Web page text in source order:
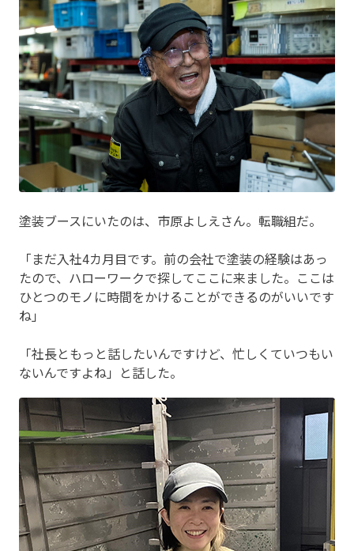
塗装ブースにいたのは、市原よしえさん。転職組だ。
「まだ入社4カ月目です。前の会社で塗装の経験はあっ
たので、ハローワークで探してここに来ました。ここは
ひとつのモノに時間をかけることができるのがいいです
ね」
「社長ともっと話したいんですけど、忙しくていつもい
ないんですよね」と話した。